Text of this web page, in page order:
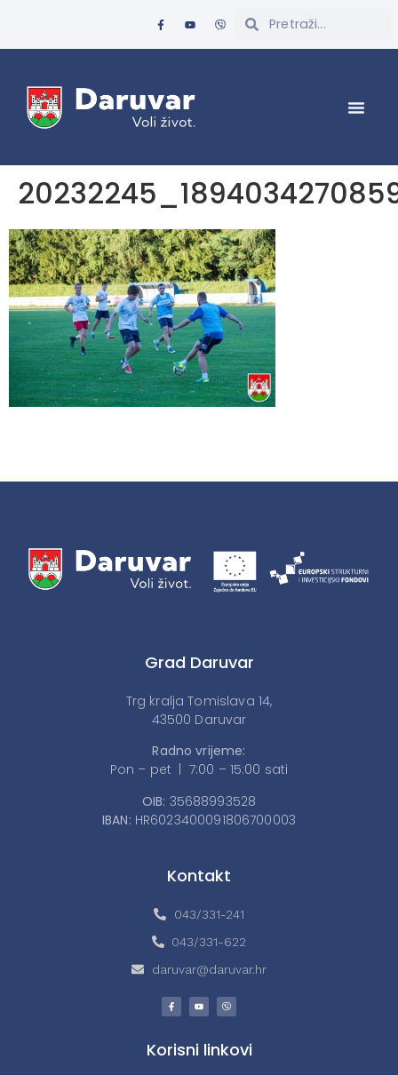
Grad Daruvar
Trg kralja Tomislava 14,
43500 Daruvar
Radno vrijeme:
Pon – pet | 7:00 – 15:00 sati
OIB: 35688993528
IBAN: HR6023400091806700003
Kontakt
043/331-241
043/331-622
daruvar@daruvar.hr
Korisni linkovi